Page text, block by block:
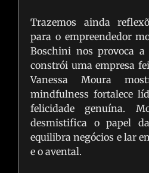
Trazemos ainda
para o empreendedor
Boschini nos provoca a
constrói uma empresa
Vanessa Moura
mindfulness fortalece
felicidade genuína.
desmistifica o papel
equilibra negócios e lar
e o avental.